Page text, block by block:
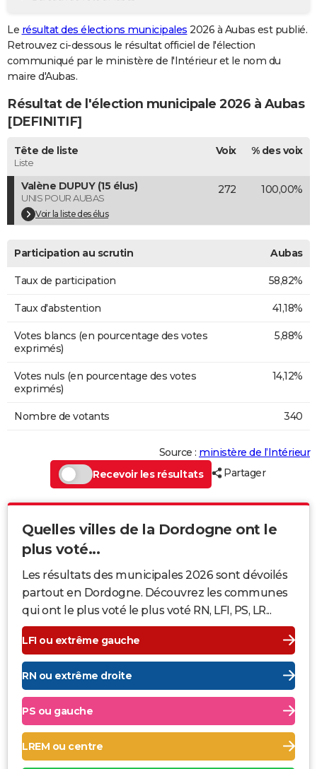
GUIDES D'ACHAT
BONS PLANS
CARTE DE VOEUX
Carte de Noël
Carte Bonne année
Carte Saint-Valentin
Carte Pâques
Carte d'anniversaire
DICTIONNAIRE
Dictionnaire
Biographies
Citations
Expressions
Proverbes
PROGRAMME TV
COPAINS D'AVANT
S'inscrire
Se connecter
Lycées
Collèges
Primaires
Universités
Entreprises
Service militaire
Avis de recherche
AVIS DE DÉCÈS
FORUM
Le résultat des élections municipales 2026 à Aubas est publié.
Retrouvez ci-dessous le résultat officiel de l'élection
communiqué par le ministère de l'Intérieur et le nom du
maire d'Aubas.
Résultat de l'élection municipale 2026 à Aubas
[DEFINITIF]
Tête de liste
Liste
Voix % des voix
Valène DUPUY (15 élus)
UNIS POUR AUBAS
Voir la liste des élus
272 100,00%
Participation au scrutin Aubas
Taux de participation 58,82%
Taux d'abstention 41,18%
Votes blancs (en pourcentage des votes
exprimés)
5,88%
Votes nuls (en pourcentage des votes
exprimés)
14,12%
Nombre de votants 340
Source : ministère de l’Intérieur
Recevoir les résultats
Partager
Quelles villes de la Dordogne ont le
plus voté...
Les résultats des municipales 2026 sont dévoilés
partout en Dordogne. Découvrez les communes
qui ont le plus voté le plus voté RN, LFI, PS, LR...
LFI ou extrême gauche
RN ou extrême droite
PS ou gauche
LREM ou centre